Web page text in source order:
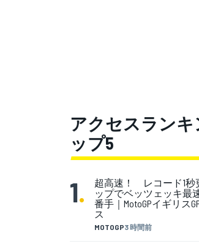
アクセスランキ
ップ5
1.
MOTOGP3 時間前
超高速！ レコード1秒
ップでベッツェッキ最
番手｜MotoGPイギリス
ス